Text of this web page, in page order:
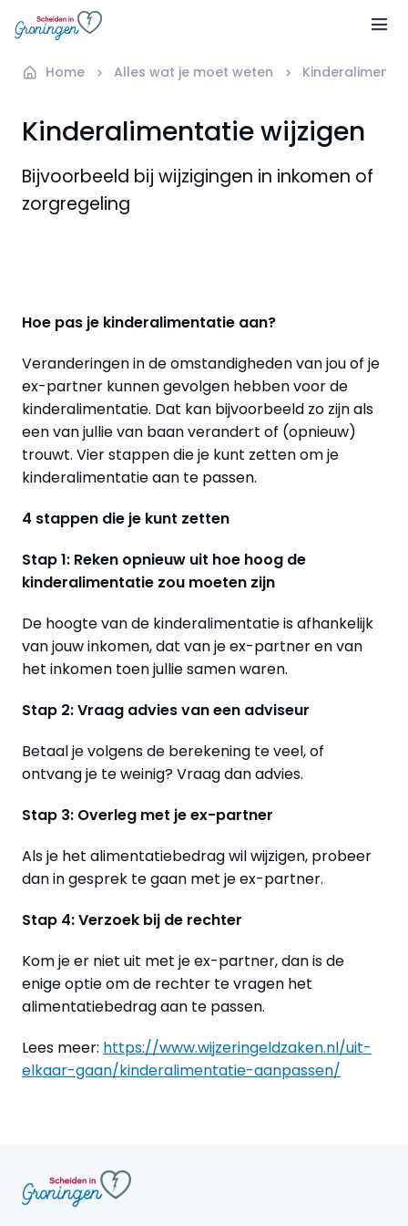
Home Alles wat je moet weten
Kinderalimentatie wijzigen
Bijvoorbeeld bij wijzigingen in inkomen of
zorgregeling
Hoe pas je kinderalimentatie aan?
Veranderingen in de omstandigheden van jou of je
ex-partner kunnen gevolgen hebben voor de
kinderalimentatie. Dat kan bijvoorbeeld zo zijn als
een van jullie van baan verandert of (opnieuw)
trouwt. Vier stappen die je kunt zetten om je
kinderalimentatie aan te passen.
4 stappen die je kunt zetten
Stap 1: Reken opnieuw uit hoe hoog de
kinderalimentatie zou moeten zijn
De hoogte van de kinderalimentatie is afhankelijk
van jouw inkomen, dat van je ex-partner en van
het inkomen toen jullie samen waren.
Stap 2: Vraag advies van een adviseur
Betaal je volgens de berekening te veel, of
ontvang je te weinig? Vraag dan advies.
Stap 3: Overleg met je ex-partner
Als je het alimentatiebedrag wil wijzigen, probeer
dan in gesprek te gaan met je ex-partner.
Stap 4: Verzoek bij de rechter
Kom je er niet uit met je ex-partner, dan is de
enige optie om de rechter te vragen het
alimentatiebedrag aan te passen.
Lees meer: https://www.wijzeringeldzaken.nl/uit-
elkaar-gaan/kinderalimentatie-aanpassen/